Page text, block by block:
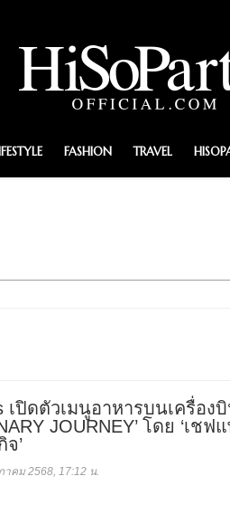
FASHION TRAVEL
เปิดตัวเมนูอาหารบนเครื่อง
JOURNEY’ โดย ‘เช
’
าคม 2568, 17:12 น.